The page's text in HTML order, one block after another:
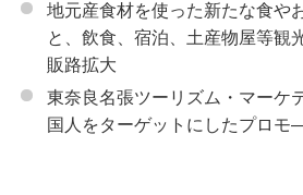
地元産食材を使った新たな食や
と、飲食、宿泊、土産物屋等観
販路拡大
東奈良名張ツーリズム・マーケ
国人をターゲットにしたプロモ